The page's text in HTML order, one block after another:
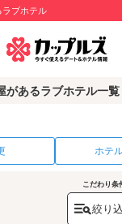
ラブホテル
があるラブホテル一覧
ホテ
こだわり条
絞り